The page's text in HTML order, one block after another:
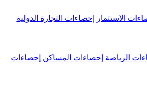
الاستثمار إحصاءات التجارة الدولية
الرياضة إحصاءات المساكن إحصاءات